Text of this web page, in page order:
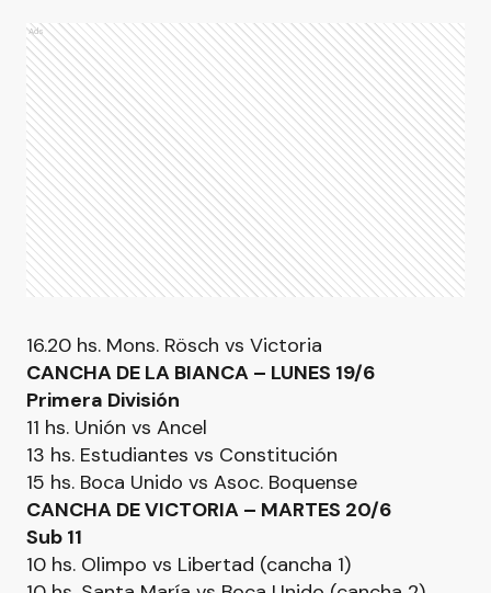
Ads
16.20 hs. Mons. Rösch vs Victoria
CANCHA DE LA BIANCA – LUNES 19/6
Primera División
11 hs. Unión vs Ancel
13 hs. Estudiantes vs Constitución
15 hs. Boca Unido vs Asoc. Boquense
CANCHA DE VICTORIA – MARTES 20/6
Sub 11
10 hs. Olimpo vs Libertad (cancha 1)